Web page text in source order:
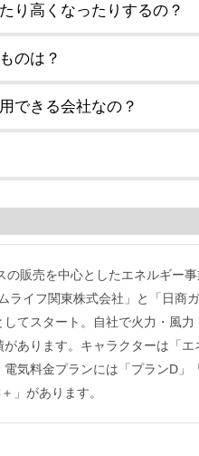
り高くなったりするの？
のは？
できる会社なの？
販売を中心としたエネルギー
ライフ関東株式会社」と「日商
てスタート。自社で火力・風力
あります。キャラクターは「エ
気料金プランには「プランD」
」があります。